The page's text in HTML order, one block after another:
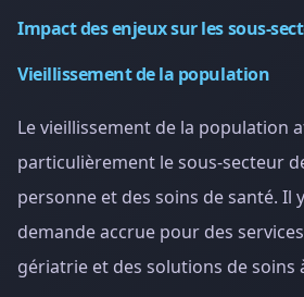
Impact des enjeux sur les sous-
Vieillissement de la population
Le vieillissement de la population
particulièrement le sous-secteur
personne et des soins de santé. Il
demande accrue pour des
gériatrie et des solutions de soins